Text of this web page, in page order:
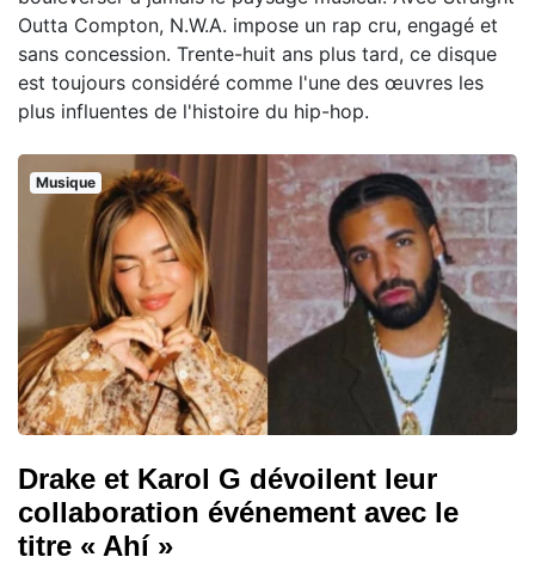
Outta Compton, N.W.A. impose un rap cru, engagé et
sans concession. Trente-huit ans plus tard, ce disque
est toujours considéré comme l'une des œuvres les
plus influentes de l'histoire du hip-hop.
Musique
Drake et Karol G dévoilent leur
collaboration événement avec le
titre « Ahí »